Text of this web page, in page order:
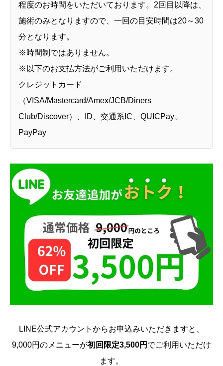
程度のお時間をいただいております。2回目以降は、
施術のみとなりますので、一回の目安時間は20～30
分となります。
※時間制ではありません。
※以下のお支払方法がご利用いただけます。
クレジットカード
（VISA/Mastercard/Amex/JCB/Diners
Club/Discover）、ID、交通系IC、QUICPay、
PayPay
LINE公式アカウントからお申込みいただきますと、
9,000円のメニューが初回限定3,500円 でご利用いただけ
ます。